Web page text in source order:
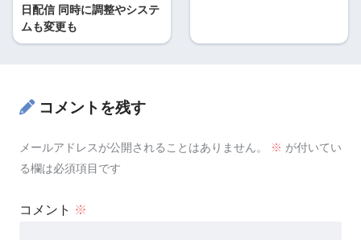
日配信 同時に調整やシステ
ムも変更も
コメントを残す
メールアドレスが公開されることはありません。 ※ が付いてい
る欄は必須項目です
コメント ※